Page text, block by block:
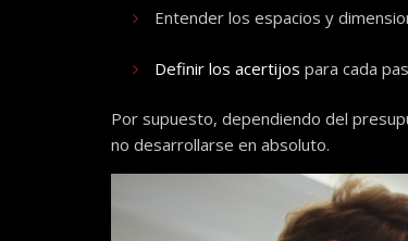
Entender los espacios y
Definir los acertijos para cada
Por supuesto, dependiendo del
no desarrollarse en absoluto.